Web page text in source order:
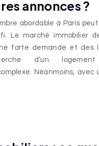
annonces ?
abordable à Paris peut
Le marché immobilier
forte demande et des
d’un logement
Néanmoins, avec